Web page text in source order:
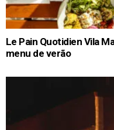
Le Pain Quotidien Vila
menu de verão